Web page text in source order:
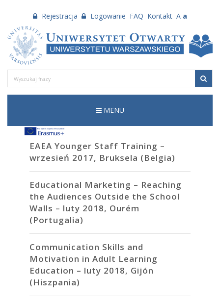
Rejestracja Logowanie FAQ Kontakt A a
MENU
EAEA Younger Staff Training –
wrzesień 2017, Bruksela (Belgia)
Educational Marketing – Reaching
the Audiences Outside the School
Walls – luty 2018, Ourém
(Portugalia)
Communication Skills and
Motivation in Adult Learning
Education – luty 2018, Gijón
(Hiszpania)